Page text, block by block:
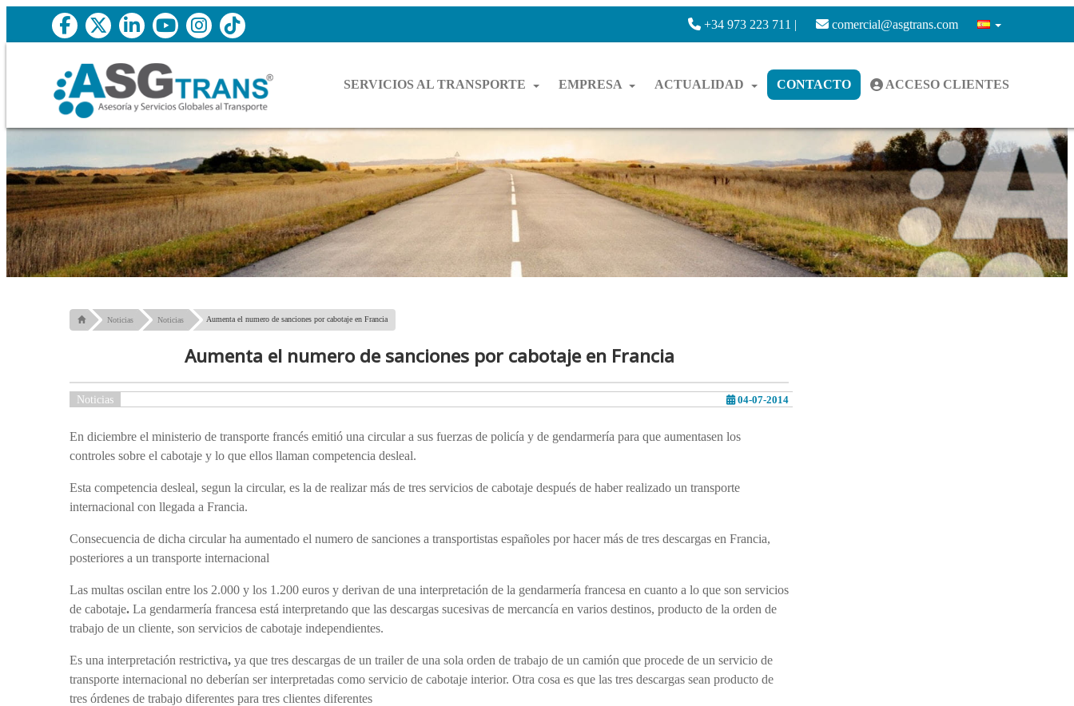
+34 973 223 711 | comercial@asgtrans.com
SERVICIOS AL TRANSPORTE EMPRESA ACTUALIDAD CONTACTO ACCESO CLIENTES
Noticias Noticias Aumenta el numero de sanciones por cabotaje en Francia
Aumenta el numero de sanciones por cabotaje en Francia
Noticias 04-07-2014
En diciembre el ministerio de transporte francés emitió una circular a sus fuerzas de policía y de gendarmería para que aumentasen los
controles sobre el cabotaje y lo que ellos llaman competencia desleal.
Esta competencia desleal, segun la circular, es la de realizar más de tres servicios de cabotaje después de haber realizado un transporte
internacional con llegada a Francia.
Consecuencia de dicha circular ha aumentado el numero de sanciones a transportistas españoles por hacer más de tres descargas en Francia,
posteriores a un transporte internacional
Las multas oscilan entre los 2.000 y los 1.200 euros y derivan de una interpretación de la gendarmería francesa en cuanto a lo que son servicios
de cabotaje. La gendarmería francesa está interpretando que las descargas sucesivas de mercancía en varios destinos, producto de la orden de
trabajo de un cliente, son servicios de cabotaje independientes.
Es una interpretación restrictiva, ya que tres descargas de un trailer de una sola orden de trabajo de un camión que procede de un servicio de
transporte internacional no deberían ser interpretadas como servicio de cabotaje interior. Otra cosa es que las tres descargas sean producto de
tres órdenes de trabajo diferentes para tres clientes diferentes